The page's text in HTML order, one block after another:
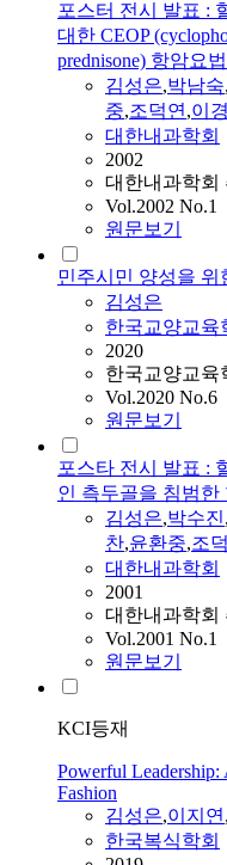
포스터 전시 발표 :
대한 CEOP
prednisone) 항암요
김성은,박남숙,
중,조덕연,이
대한내과학회
2002
대한내과학회
Vol.2002 No.1
원문보기
민주시민 양성을 위
김성은
한국교양교육
2020
한국교양교육
Vol.2020 No.6
원문보기
포스타 전시 발표 :
인 측두골을 침범한
김성은,박수진,
찬,윤환중,조
대한내과학회
2001
대한내과학회
Vol.2001 No.1
원문보기
KCI등재
Powerful Leadership:
Fashion
김성은,이지연,
한국복식학회